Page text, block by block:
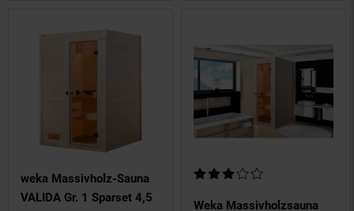
weka Massivholz-Sauna
VALIDA Gr. 1 Sparset 4,5
Weka Massivholzsauna
Kundenbewertung: 3 von 5